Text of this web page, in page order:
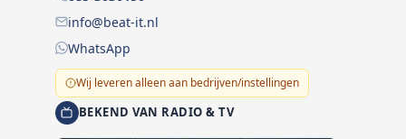
info@beat-it.nl
WhatsApp
Wij leveren alleen aan bedrijven/instellingen
BEKEND VAN RADIO & TV